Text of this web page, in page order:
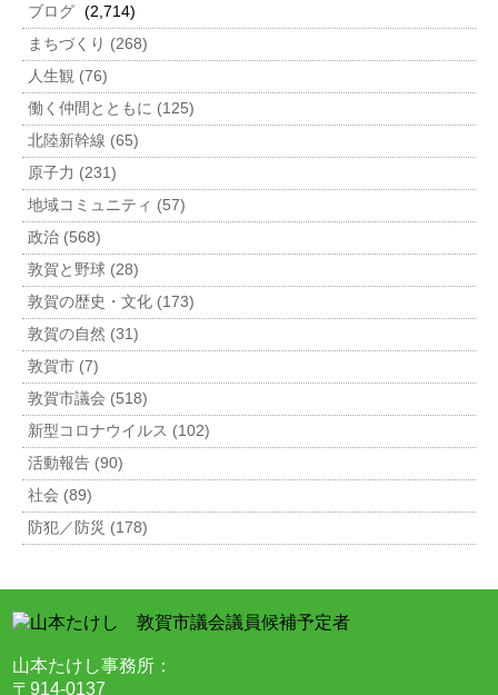
ブログ (2,714)
まちづくり (268)
人生観 (76)
働く仲間とともに (125)
北陸新幹線 (65)
原子力 (231)
地域コミュニティ (57)
政治 (568)
敦賀と野球 (28)
敦賀の歴史・文化 (173)
敦賀の自然 (31)
敦賀市 (7)
敦賀市議会 (518)
新型コロナウイルス (102)
活動報告 (90)
社会 (89)
防犯／防災 (178)
山本たけし事務所：
〒914-0137